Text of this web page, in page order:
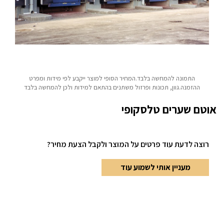
אוטם שערים טלסקופי
רוצה לדעת עוד פרטים על המוצר ולקבל הצעת מחיר?
מעניין אותי לשמוע עוד
התמונה להמחשה בלבד.המחיר הסופי למוצר ייקבע לפי מידות ומפרט
ההזמנה.גוון, תכונות ופרזול משתנים בהתאם למידות ולכן להמחשה בלבד